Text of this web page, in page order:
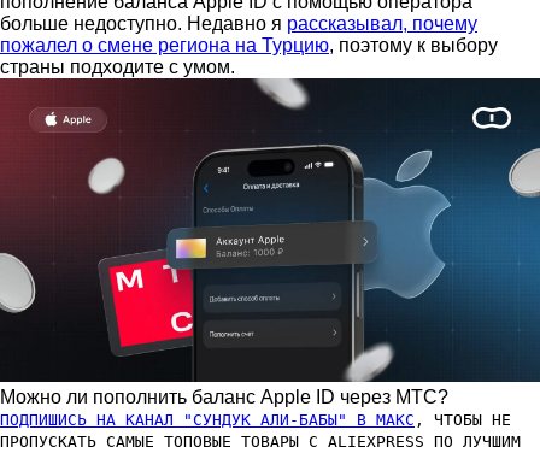
больше недоступно. Недавно я рассказывал, почему
пожалел о смене региона на Турцию, поэтому к выбору
страны подходите с умом.
Можно ли пополнить баланс Apple ID через МТС?
ПОДПИШИСЬ НА КАНАЛ "СУНДУК АЛИ-БАБЫ" В МАКС , ЧТОБЫ НЕ
ПРОПУСКАТЬ САМЫЕ ТОПОВЫЕ ТОВАРЫ С ALIEXPRESS ПО ЛУЧШИМ